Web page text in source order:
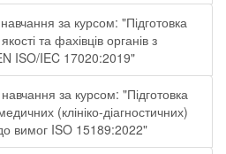
за курсом: "Підготовка
та фахівців органів з
ISO/IEC 17020:2019"
за курсом: "Підготовка
(клініко-діагностичних)
вимог ISO 15189:2022"